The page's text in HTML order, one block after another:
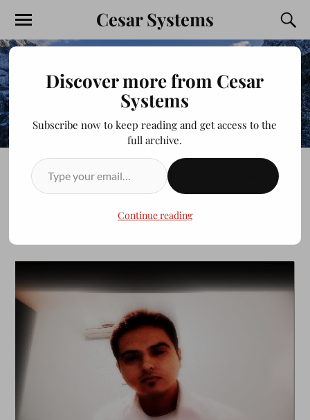
Cesar Systems
BEK
Discover more from Cesar
Systems
Subscribe now to keep reading and get access to the
full archive.
Continue reading